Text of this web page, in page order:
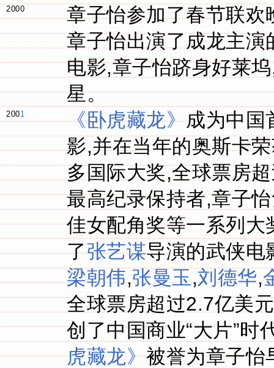
2000
章子怡参加了春节联
章子怡出演了成龙主
电影,章子怡跻身好莱
星。
2001 《卧虎藏龙》成为中国
影,并在当年的奥斯卡
多国际大奖,全球票房
最高纪录保持者,章子
佳女配角奖等一系列
了张艺谋导演的武侠电
梁朝伟,张曼玉,刘德华,
全球票房超过2.7亿美
创了中国商业“大片”时
虎藏龙》被誉为章子怡